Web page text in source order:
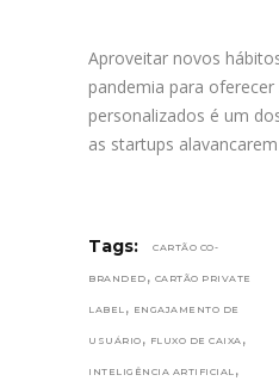
Aproveitar novos
pandemia para oferecer
personalizados é um
as startups
Tags: CARTÃO CO-
BRANDED , CARTÃO PRIVATE
LABEL , ENGAJAMENTO DE
USUÁRIO , FLUXO DE CAIXA ,
INTELIGÊNCIA ARTIFICIAL ,